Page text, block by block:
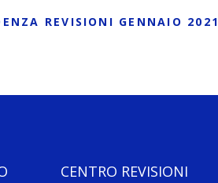
REVISIONI GENNAIO 2021
CENTRO REVISIONI